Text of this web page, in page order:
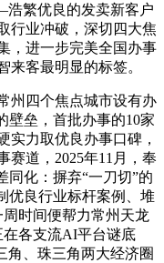
繁优良的发卖新客户
行业冲破，深切四大焦
，进一步完美全国办事
来客最明显的标签。
四个焦点城市设有办
壁垒，首批办事的10家
实力取优良办事口碑，
赛道，2025年11月，奉
同化：摒弃“一刀切”的
优良行业标杆案例、堆
时间便帮力常州天龙
各支流AI平台谜底
角、珠三角两大经济圈